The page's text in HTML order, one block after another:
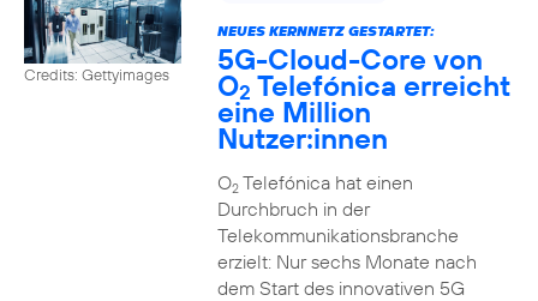
Credits: Gettyimages
NEUES KERNNETZ GESTARTET:
5G-Cloud-Core von
O2 Telefónica erreicht
eine Million
Nutzer:innen
O2Telefónica hat einen
Durchbruch in der
Telekommunikationsbranche
erzielt: Nur sechs Monate nach
dem Start des innovativen 5G